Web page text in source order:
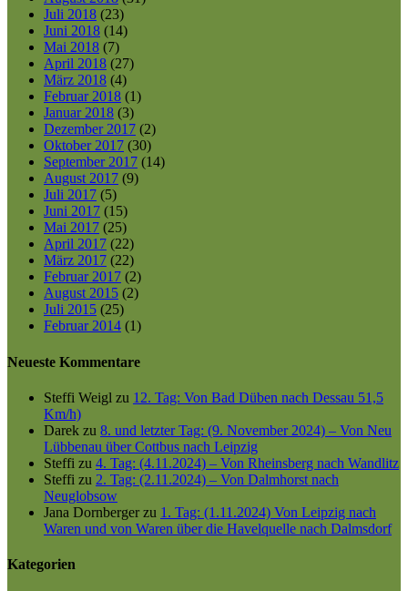
Juli 2018 (23)
Juni 2018 (14)
Mai 2018 (7)
April 2018 (27)
März 2018 (4)
Februar 2018 (1)
Januar 2018 (3)
Dezember 2017 (2)
Oktober 2017 (30)
September 2017 (14)
August 2017 (9)
Juli 2017 (5)
Juni 2017 (15)
Mai 2017 (25)
April 2017 (22)
März 2017 (22)
Februar 2017 (2)
August 2015 (2)
Juli 2015 (25)
Februar 2014 (1)
Neueste Kommentare
Steffi Weigl zu 12. Tag: Von Bad Düben nach Dessau 51,5
Km/h)
Darek zu 8. und letzter Tag: (9. November 2024) – Von Neu
Lübbenau über Cottbus nach Leipzig
Steffi zu 4. Tag: (4.11.2024) – Von Rheinsberg nach Wandlitz
Steffi zu 2. Tag: (2.11.2024) – Von Dalmhorst nach
Neuglobsow
Jana Dornbergerzu 1. Tag: (1.11.2024) Von Leipzig nach
Waren und von Waren über die Havelquelle nach Dalmsdorf
Kategorien